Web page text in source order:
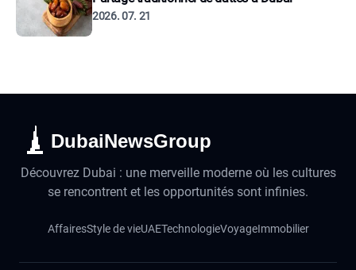
2026. 07. 21
DubaiNewsGroup
Découvrez Dubai : une merveille moderne où les cultures
se rencontrent et les opportunités sont infinies.
AffairesStyle de vieUAETechnologieVoyageImmobilier